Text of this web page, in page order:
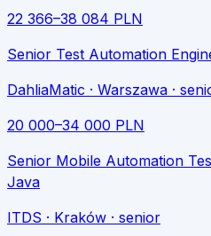
22 366–38 084 PLN
Senior Test Automation
DahliaMatic · Warszawa ·
20 000–34 000 PLN
Senior Mobile Automation
Java
ITDS · Kraków · senior